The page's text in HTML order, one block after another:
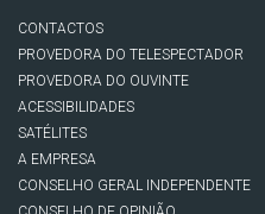
CONTACTOS
PROVEDORA DO TELESPECTADOR
PROVEDORA DO OUVINTE
ACESSIBILIDADES
SATÉLITES
A EMPRESA
CONSELHO GERAL INDEPENDENTE